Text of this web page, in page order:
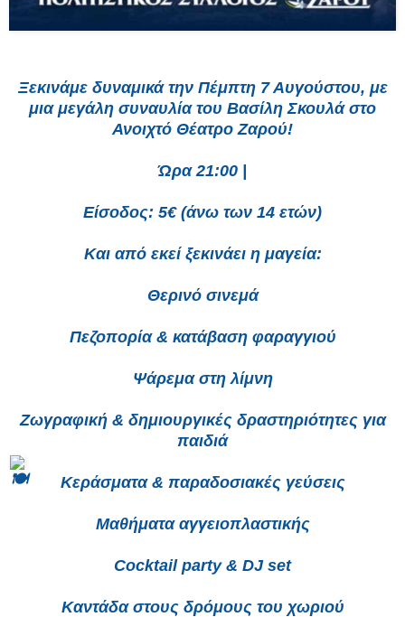
Ξεκινάμε δυναμικά την Πέμπτη 7 Αυγούστου, με
μια μεγάλη συναυλία του Βασίλη Σκουλά στο
Ανοιχτό Θέατρο Ζαρού!
Ώρα 21:00 |
Είσοδος: 5€ (άνω των 14 ετών)
Και από εκεί ξεκινάει η μαγεία:
Θερινό σινεμά
Πεζοπορία & κατάβαση φαραγγιού
Ψάρεμα στη λίμνη
Ζωγραφική & δημιουργικές δραστηριότητες για
παιδιά
Κεράσματα & παραδοσιακές γεύσεις
Μαθήματα αγγειοπλαστικής
Cocktail party & DJ set
Καντάδα στους δρόμους του χωριού